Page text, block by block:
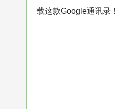
载这款Google通讯录！